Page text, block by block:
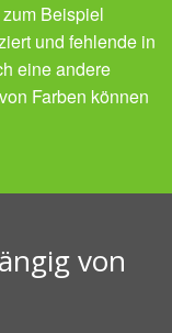
Beispiel
und fehlende in
eine andere
Farben können
von